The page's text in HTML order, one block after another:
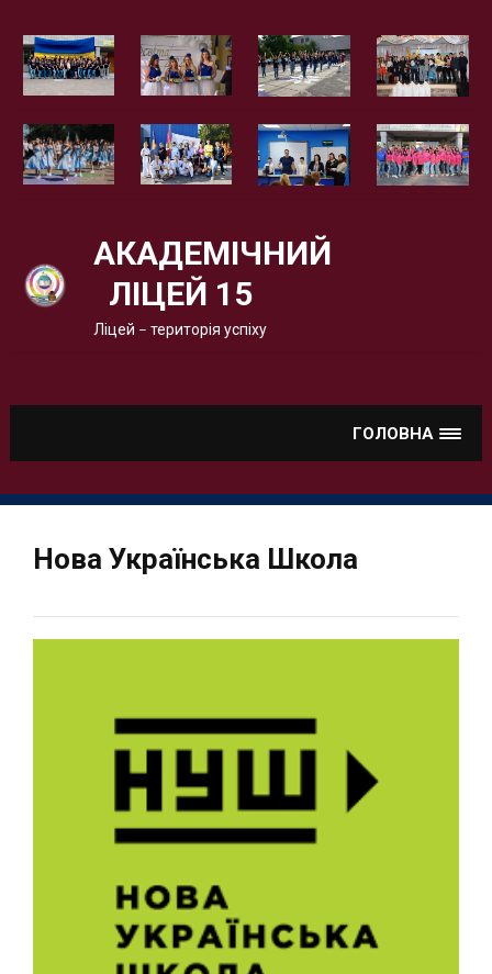
АКАДЕМІЧНИЙ
ЛІЦЕЙ 15
Ліцей – територія успіху
ГОЛОВНА
Нова Українська Школа